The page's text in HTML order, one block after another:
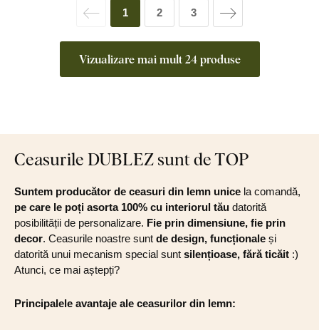
Vizualizare mai mult 24 produse
1 2 3
Ceasurile DUBLEZ sunt de TOP
Suntem producător de ceasuri din lemn unice la comandă,
pe care le poți asorta 100% cu interiorul tău datorită
posibilității de personalizare. Fie prin dimensiune, fie prin
decor. Ceasurile noastre sunt de design, funcționale și
datorită unui mecanism special sunt silențioase, fără ticăit :)
Atunci, ce mai aștepți?
Principalele avantaje ale ceasurilor din lemn: